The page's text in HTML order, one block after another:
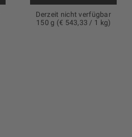
Derzeit nicht verfügbar
150 g (€ 543,33 / 1 kg)